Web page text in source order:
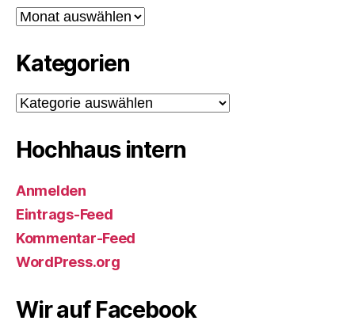
Archiv
Kategorien
Kategorien
Hochhaus intern
Anmelden
Eintrags-Feed
Kommentar-Feed
WordPress.org
Wir auf Facebook